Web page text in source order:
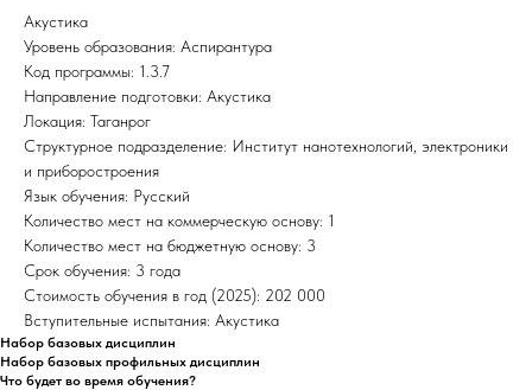
Акустика
Уровень образования: Аспирантура
Код программы: 1.3.7
Направление подготовки: Акустика
Локация: Таганрог
Структурное подразделение: Институт нанотехнологий, электроники
и приборостроения
Язык обучения: Русский
Количество мест на коммерческую основу: 1
Количество мест на бюджетную основу: 3
Срок обучения: 3 года
Стоимость обучения в год (2025): 202 000
Вступительные испытания: Акустика
Набор базовых дисциплин
Набор базовых профильных дисциплин
Что будет во время обучения?